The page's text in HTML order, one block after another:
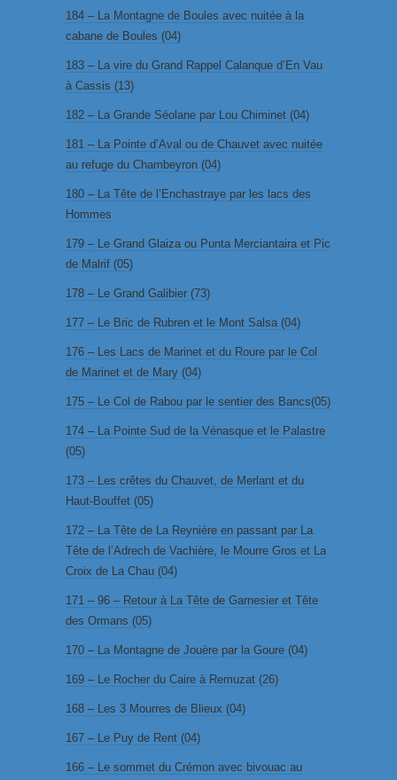
184 – La Montagne de Boules avec nuitée à la
cabane de Boules (04)
183 – La vire du Grand Rappel Calanque d’En Vau
à Cassis (13)
182 – La Grande Séolane par Lou Chiminet (04)
181 – La Pointe d’Aval ou de Chauvet avec nuitée
au refuge du Chambeyron (04)
180 – La Tête de l’Enchastraye par les lacs des
Hommes
179 – Le Grand Glaiza ou Punta Merciantaira et Pic
de Malrif (05)
178 – Le Grand Galibier (73)
177 – Le Bric de Rubren et le Mont Salsa (04)
176 – Les Lacs de Marinet et du Roure par le Col
de Marinet et de Mary (04)
175 – Le Col de Rabou par le sentier des Bancs(05)
174 – La Pointe Sud de la Vénasque et le Palastre
(05)
173 – Les crêtes du Chauvet, de Merlant et du
Haut-Bouffet (05)
172 – La Tête de La Reynière en passant par La
Tête de l’Adrech de Vachière, le Mourre Gros et La
Croix de La Chau (04)
171 – 96 – Retour à La Tête de Garnesier et Tête
des Ormans (05)
170 – La Montagne de Jouère par la Goure (04)
169 – Le Rocher du Caire à Remuzat (26)
168 – Les 3 Mourres de Blieux (04)
167 – Le Puy de Rent (04)
166 – Le sommet du Crémon avec bivouac au